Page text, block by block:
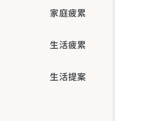
家庭疲累
生活疲累
生活提案